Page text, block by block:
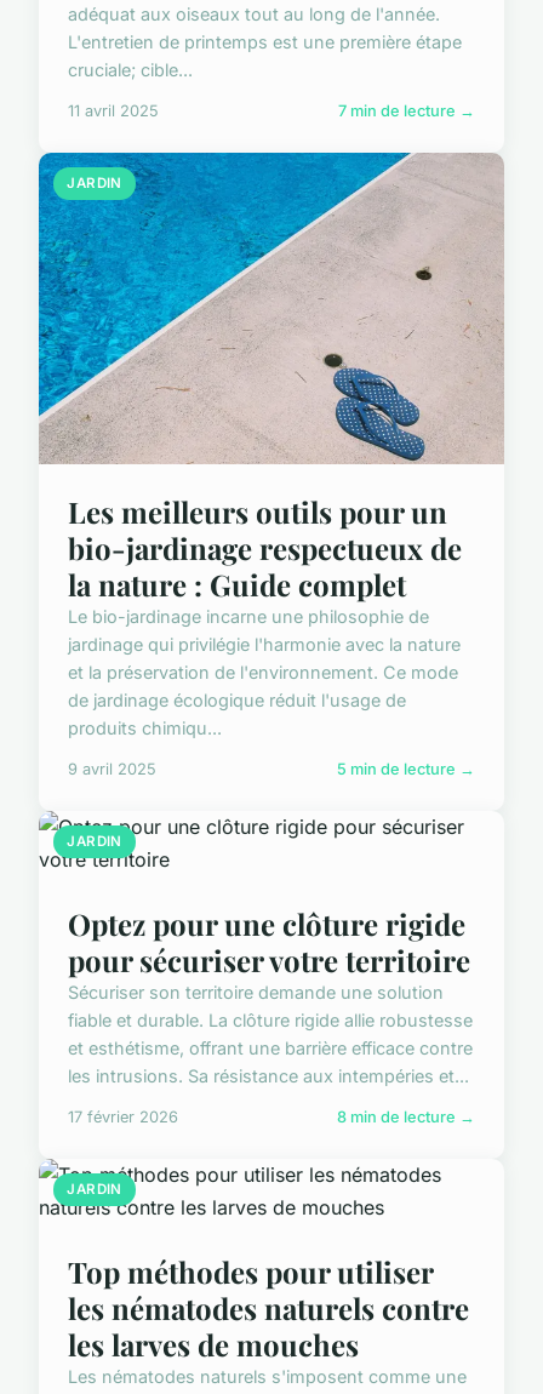
adéquat aux oiseaux tout au long de l'année.
L'entretien de printemps est une première étape
cruciale; cible...
11 avril 2025 7 min de lecture →
JARDIN
Les meilleurs outils pour un
bio-jardinage respectueux de
la nature : Guide complet
Le bio-jardinage incarne une philosophie de
jardinage qui privilégie l'harmonie avec la nature
et la préservation de l'environnement. Ce mode
de jardinage écologique réduit l'usage de
produits chimiqu...
9 avril 2025 5 min de lecture →
JARDIN
Optez pour une clôture rigide
pour sécuriser votre territoire
Sécuriser son territoire demande une solution
fiable et durable. La clôture rigide allie robustesse
et esthétisme, offrant une barrière efficace contre
les intrusions. Sa résistance aux intempéries et...
17 février 2026 8 min de lecture →
JARDIN
Top méthodes pour utiliser
les nématodes naturels contre
les larves de mouches
Les nématodes naturels s'imposent comme une